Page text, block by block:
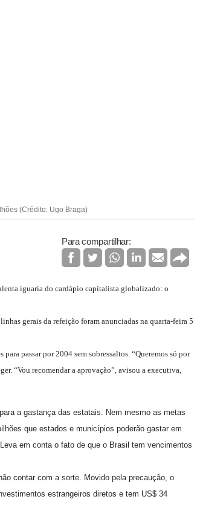
(Crédito: Ugo Braga)
Para compartilhar:
iguaria do cardápio capitalista globalizado: o
gerais da refeição foram anunciadas na quarta-feira 5
passar por 2004 sem sobressaltos. “Queremos só por
“Vou recomendar a aprovação”, avisou a executiva,
a gastança das estatais. Nem mesmo as metas
que estados e municípios poderão gastar em
em conta o fato de que o Brasil tem vencimentos
contar com a sorte. Movido pela precaução, o
estrangeiros diretos e tem US$ 34